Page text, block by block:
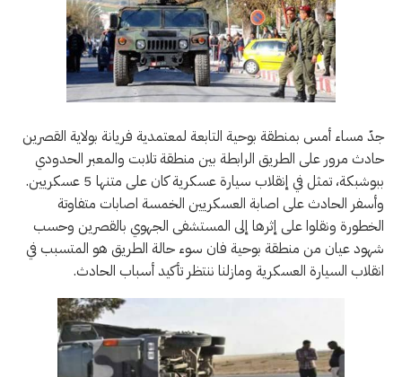
جدّ مساء أمس بمنطقة بوحية التابعة لمعتمدية فريانة بولاية القصرين
حادث مرور على الطريق الرابطة بين منطقة تلابت والمعبر الحدودي
ببوشبكة، تمثل في إنقلاب سيارة عسكرية كان على متنها 5 عسكريين.
وأسفر الحادث على اصابة العسكريين الخمسة اصابات متفاوتة
الخطورة ونقلوا على إثرها إلى المستشفى الجهوي بالقصرين وحسب
شهود عيان من منطقة بوحية فان سوء حالة الطريق هو المتسبب في
انقلاب السيارة العسكرية ومازلنا ننتظر تأكيد أسباب الحادث.